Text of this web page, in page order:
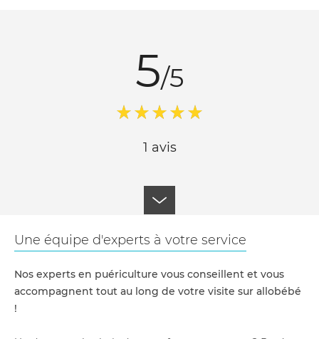
5/5
1 avis
Une équipe d'experts à votre service
Nos experts en puériculture vous conseillent et vous
accompagnent tout au long de votre visite sur allobébé
!